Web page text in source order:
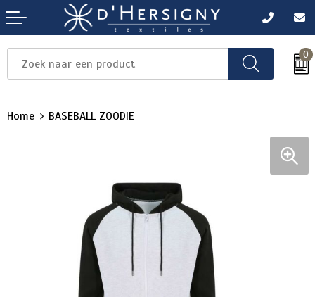
0
Home BASEBALL ZOODIE